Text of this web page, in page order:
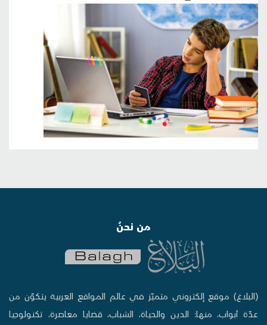
من نحنُ
(البلاغ) موقع إلكتروني متميّز في عالم المواقع العربية يتكوّن من
عدّة أبواب، منها: الدين والحياة، الشباب، قضايا معاصرة، تكنولوجيا